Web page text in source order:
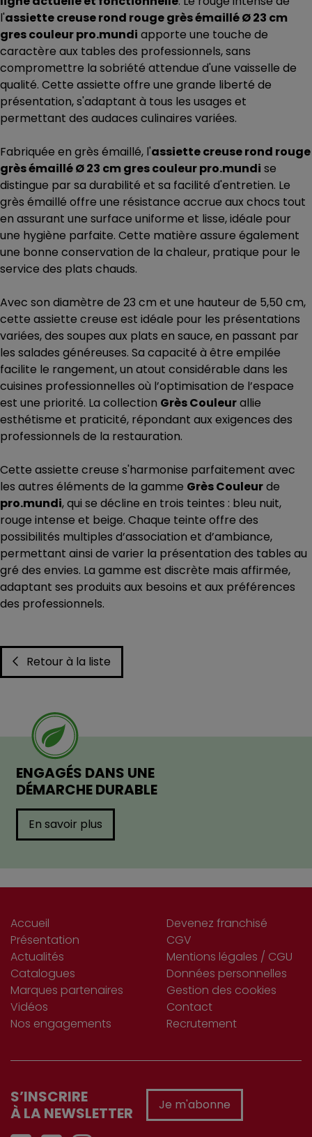
l'assiette creuse rond rouge grès émaillé Ø 23 cm
gres couleur pro.mundi apporte une touche de
caractère aux tables des professionnels, sans
compromettre la sobriété attendue d'une vaisselle de
qualité. Cette assiette offre une grande liberté de
présentation, s'adaptant à tous les usages et
permettant des audaces culinaires variées.
Fabriquée en grès émaillé, l'assiette creuse rond rouge
grès émaillé Ø 23 cm gres couleur pro.mundi se
distingue par sa durabilité et sa facilité d'entretien. Le
grès émaillé offre une résistance accrue aux chocs tout
en assurant une surface uniforme et lisse, idéale pour
une hygiène parfaite. Cette matière assure également
une bonne conservation de la chaleur, pratique pour le
service des plats chauds.
Avec son diamètre de 23 cm et une hauteur de 5,50 cm,
cette assiette creuse est idéale pour les présentations
variées, des soupes aux plats en sauce, en passant par
les salades généreuses. Sa capacité à être empilée
facilite le rangement, un atout considérable dans les
cuisines professionnelles où l’optimisation de l’espace
est une priorité. La collection Grès Couleurallie
esthétisme et praticité, répondant aux exigences des
professionnels de la restauration.
Cette assiette creuse s'harmonise parfaitement avec
les autres éléments de la gamme Grès Couleurde
pro.mundi, qui se décline en trois teintes : bleu nuit,
rouge intense et beige. Chaque teinte offre des
possibilités multiples d’association et d’ambiance,
permettant ainsi de varier la présentation des tables au
gré des envies. La gamme est discrète mais affirmée,
adaptant ses produits aux besoins et aux préférences
des professionnels.
Retour à la liste
ENGAGÉS DANS UNE
DÉMARCHE DURABLE
En savoir plus
Accueil
Présentation
Actualités
Catalogues
Marques partenaires
Vidéos
Nos engagements
Devenez franchisé
CGV
Mentions légales / CGU
Données personnelles
Gestion des cookies
Contact
Recrutement
S’INSCRIRE
À LA NEWSLETTER
Je m'abonne